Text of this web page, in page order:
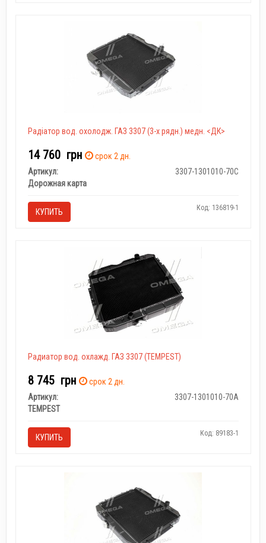
Радіатор вод. охолодж. ГАЗ 3307 (3-х рядн.) медн. <ДК>
14 760 грн
срок 2 дн.
Артикул:
3307-1301010-70С
Дорожная карта
КУПИТЬ Код: 136819-1
Радиатор вод. охлажд. ГАЗ 3307 (TEMPEST)
8 745 грн
срок 2 дн.
Артикул:
3307-1301010-70А
TEMPEST
КУПИТЬ Код: 89183-1